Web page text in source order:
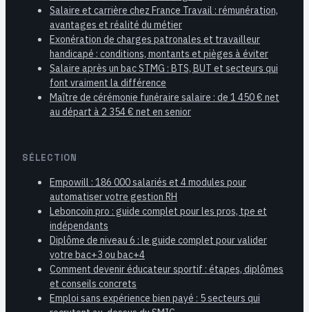
Salaire et carrière chez France Travail : rémunération,
avantages et réalité du métier
Exonération de charges patronales et travailleur
handicapé : conditions, montants et pièges à éviter
Salaire après un bac STMG : BTS, BUT et secteurs qui
font vraiment la différence
Maître de cérémonie funéraire salaire : de 1 450 € net
au départ à 2 354 € net en senior
SÉLECTION
Empowill : 186 000 salariés et 4 modules pour
automatiser votre gestion RH
Leboncoin pro : guide complet pour les pros, tpe et
indépendants
Diplôme de niveau 6 : le guide complet pour valider
votre bac+3 ou bac+4
Comment devenir éducateur sportif : étapes, diplômes
et conseils concrets
Emploi sans expérience bien payé : 5 secteurs qui